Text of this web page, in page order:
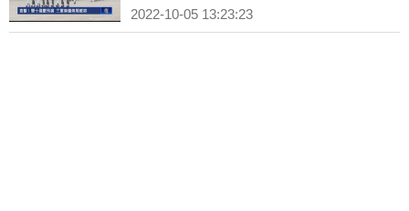
2022-10-05 13:23:23